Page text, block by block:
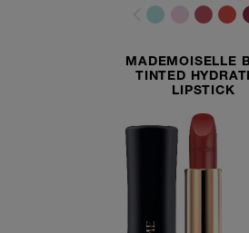
MADEMOISELLE
TINTED
LIPSTICK